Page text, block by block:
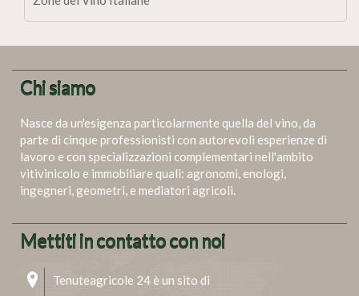
Chi siamo
Nasce da un'esigenza particolarmente quella del vino, da
parte di cinque professionisti con autorevoli esperienze di
lavoro e con specializzazioni complementari nell'ambito
vitivinicolo e immobiliare quali: agronomi, enologi,
ingegneri, geometri, e mediatori agricoli.
Mettiti in contatto con noi
Tenuteagricole 24 è un sito di